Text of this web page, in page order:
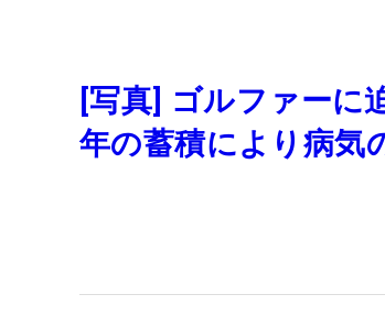
[写真] ゴルファーに
年の蓄積により病気